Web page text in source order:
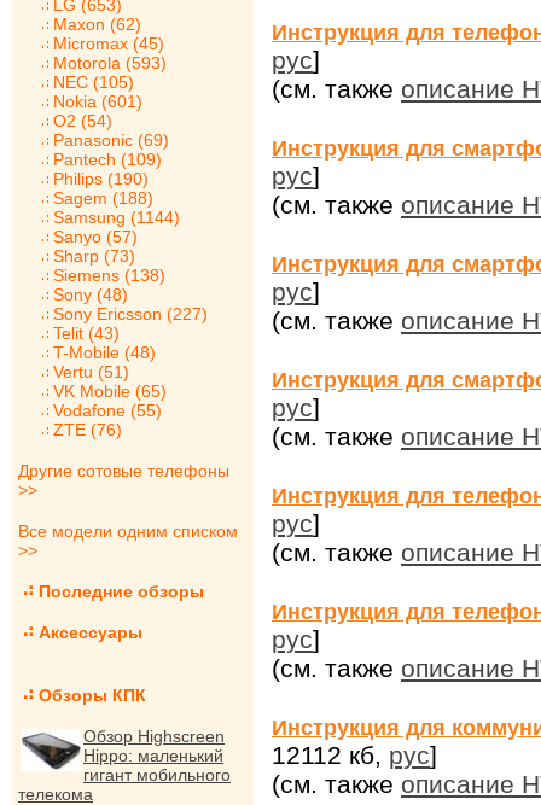
LG (653)
Maxon (62)
Micromax (45)
Motorola (593)
NEC (105)
Nokia (601)
O2 (54)
Panasonic (69)
Pantech (109)
Philips (190)
Sagem (188)
Samsung (1144)
Sanyo (57)
Sharp (73)
Siemens (138)
Sony (48)
Sony Ericsson (227)
Telit (43)
T-Mobile (48)
Vertu (51)
VK Mobile (65)
Vodafone (55)
ZTE (76)
Другие сотовые телефоны
>>
Все модели одним списком
>>
Последние обзоры
Аксессуары
Обзоры КПК
Обзор Highscreen
Hippo: маленький
гигант мобильного
телекома
Инструкция для
рус]
(см. также описание
Инструкция для
рус]
(см. также описание
Инструкция для
рус]
(см. также описание
Инструкция для
рус]
(см. также описание
Инструкция для
рус]
(см. также описание
Инструкция для
рус]
(см. также описание
Инструкция для
12112 кб, рус]
(см. также описание